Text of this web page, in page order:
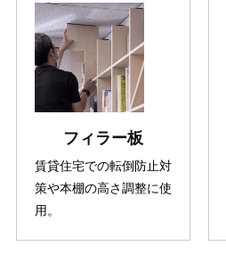
フィラー板
賃貸住宅での転倒防止対
策や本棚の高さ調整に使
用。